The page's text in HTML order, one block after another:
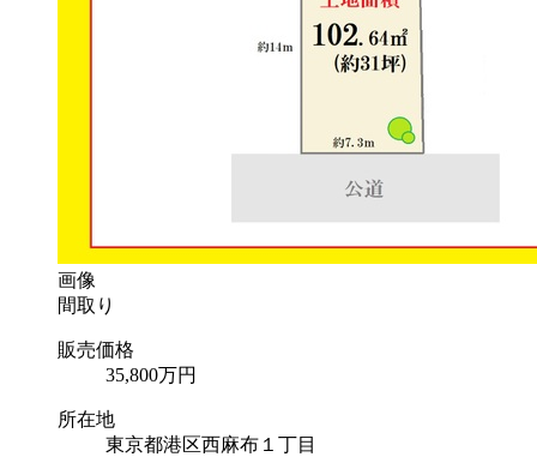
画像
間取り
販売価格
35,800万円
所在地
東京都港区西麻布１丁目